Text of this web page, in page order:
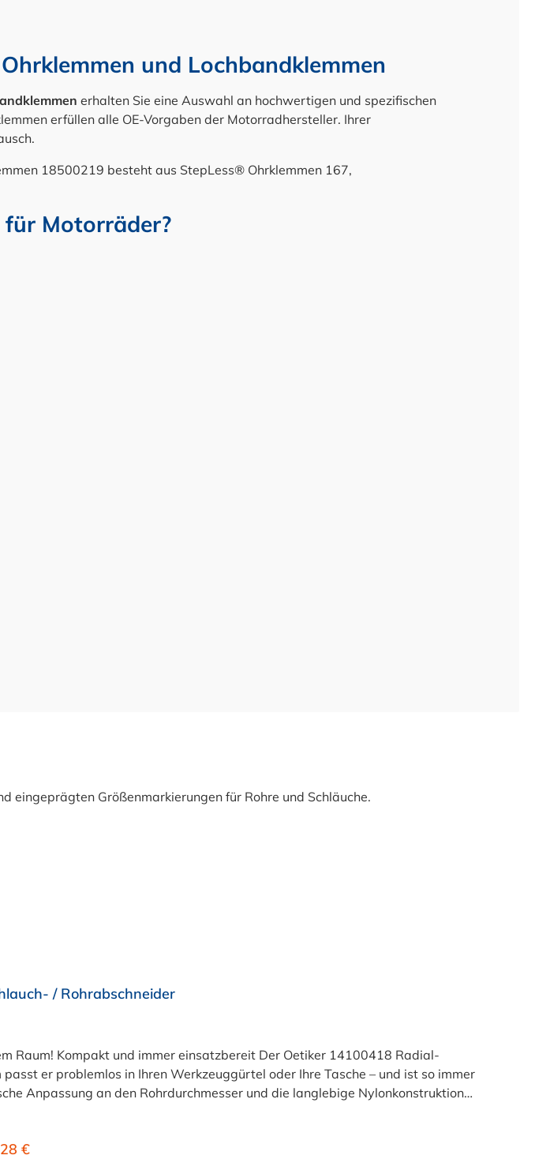
und Lochbandklemmen
erhalten Sie eine Auswahl an hochwertigen und spezifischen
erfüllen alle OE-Vorgaben der Motorradhersteller. Ihrer
18500219 besteht aus StepLess® Ohrklemmen 167,
für Motorräder?
/ Rohrabschneider
Raum! Kompakt und immer einsatzbereit Der Oetiker 14100418 Radial-
er problemlos in Ihren Werkzeuggürtel oder Ihre Tasche – und ist so immer
Preis:
€